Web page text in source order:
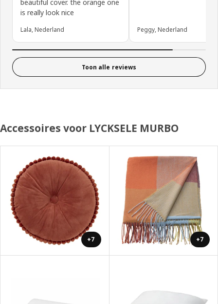
beautiful cover. the orange one
is really look nice
Lala, Nederland Peggy, Nederland
Toon alle reviews
Accessoires voor LYCKSELE MURBO
+7 +7